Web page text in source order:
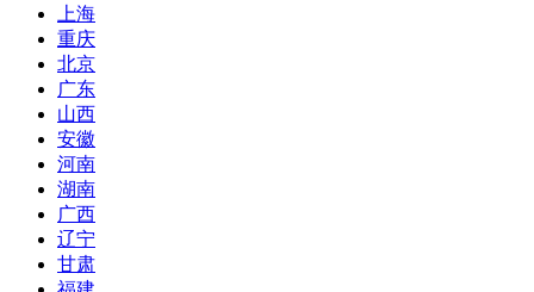
上海
重庆
北京
广东
山西
安徽
河南
湖南
广西
辽宁
甘肃